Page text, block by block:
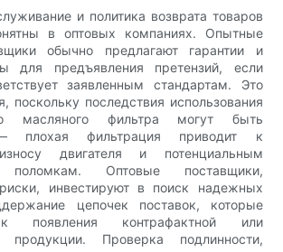
и политика возврата товаров
в оптовых компаниях. Опытные
обычно предлагают гарантии и
для предъявления претензий, если
заявленным стандартам. Это
поскольку последствия использования
масляного фильтра могут быть
плохая фильтрация приводит к
двигателя и потенциальным
поломкам. Оптовые поставщики,
инвестируют в поиск надежных
цепочек поставок, которые
появления контрафактной или
продукции. Проверка подлинности,